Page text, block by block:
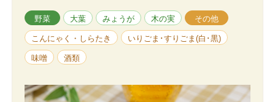
野菜 大葉 みょうが 木の実 その他
こんにゃく・しらたき いりごま･すりごま(白･黒)
味噌 酒類